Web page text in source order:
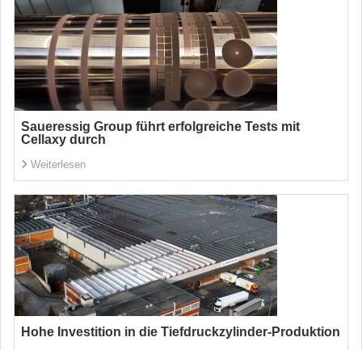
Saueressig Group führt erfolgreiche Tests mit
Cellaxy durch
Weiterlesen
Hohe Investition in die Tiefdruckzylinder-Produktion